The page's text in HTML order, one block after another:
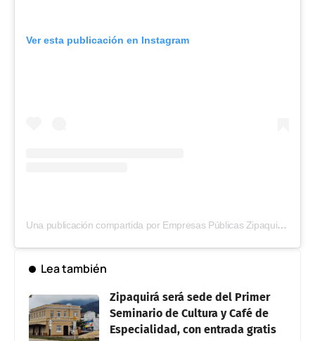
Ver esta publicación en Instagram
Una publicación compartida por Empresas Públicas Zipaquirá (@epzipaquira)
Lea también
Zipaquirá será sede del Primer
Seminario de Cultura y Café de
Especialidad, con entrada gratis